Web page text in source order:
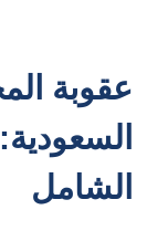
عقوبة
الشامل